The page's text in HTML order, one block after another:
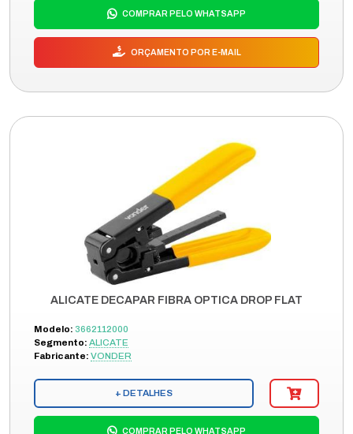
COMPRAR PELO WHATSAPP
ORÇAMENTO POR E-MAIL
ALICATE DECAPAR FIBRA OPTICA DROP FLAT
Modelo: 3662112000
Segmento: ALICATE
Fabricante: VONDER
+ DETALHES
COMPRAR PELO WHATSAPP